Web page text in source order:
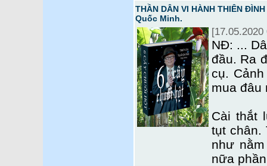
THẦN DÂN VI HÀNH THIÊN
Quốc Minh.
[17.05.2020
NĐ: ...
đầu. Ra
cụ.
mua đâu
Cài thắt
tụt chân.
như
nữa